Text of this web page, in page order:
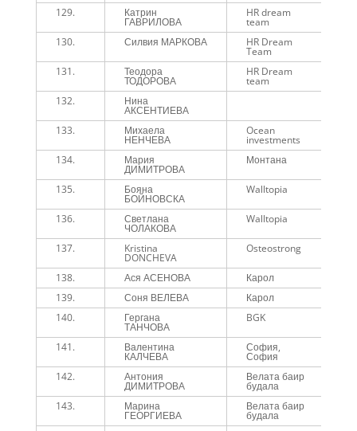
129. Катрин
ГАВРИЛОВА
HR dream
team
130. Силвия МАРКОВА HR Dream
Team
131. Теодора
ТОДОРОВА
HR Dream
team
132. Нина
АКСЕНТИЕВА
133. Михаела
НЕНЧЕВА
Ocean
investments
134. Мария
ДИМИТРОВА
Монтана
135. Бояна
БОЙНОВСКА
Walltopia
136. Светлана
ЧОЛАКОВА
Walltopia
137. Kristina
DONCHEVA
Osteostrong
138. Ася АСЕНОВА Карол
139.
Соня ВЕЛЕВА Карол
140.
Гергана
ТАНЧОВА
BGK
141. Валентина
КАЛЧЕВА
София,
София
142. Антония
ДИМИТРОВА
Велата баир
будала
143. Марина
ГЕОРГИЕВА
Велата баир
будала